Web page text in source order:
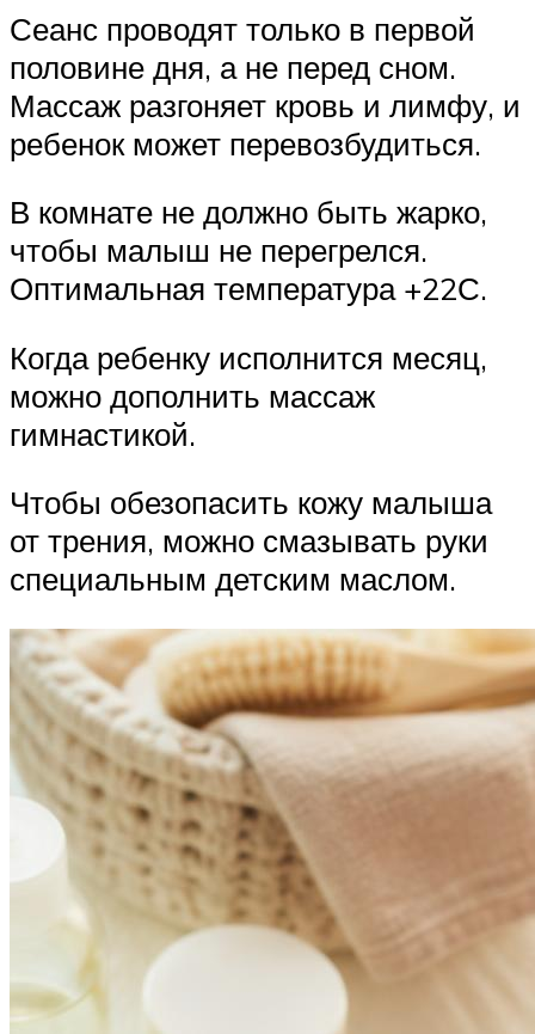
Сеанс проводят только в первой
половине дня, а не перед сном.
Массаж разгоняет кровь и лимфу, и
ребенок может перевозбудиться.
В комнате не должно быть жарко,
чтобы малыш не перегрелся.
Оптимальная температура +22С.
Когда ребенку исполнится месяц,
можно дополнить массаж
гимнастикой.
Чтобы обезопасить кожу малыша
от трения, можно смазывать руки
специальным детским маслом.